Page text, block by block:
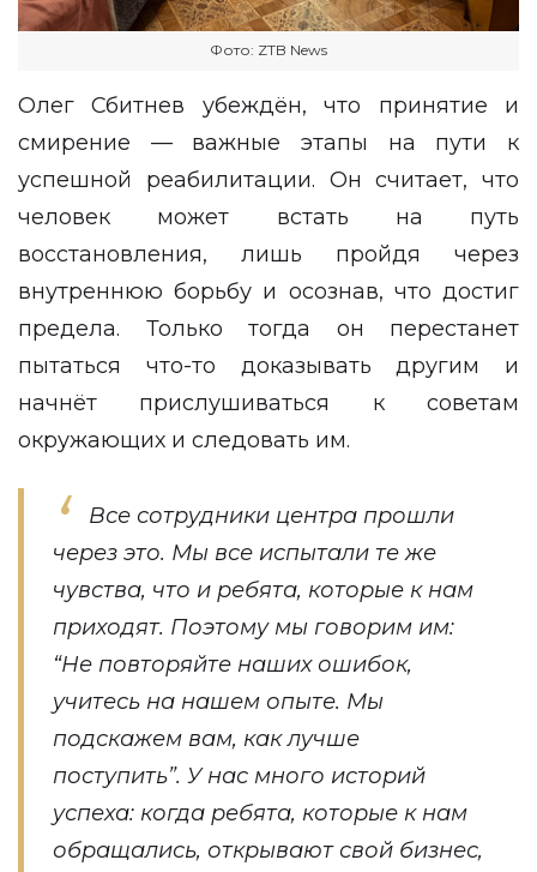
Фото: ZTB News
Олег Сбитнев убеждён, что принятие и
смирение — важные этапы на пути к
успешной реабилитации. Он считает, что
человек может встать на путь
восстановления, лишь пройдя через
внутреннюю борьбу и осознав, что достиг
предела. Только тогда он перестанет
пытаться что-то доказывать другим и
начнёт прислушиваться к советам
окружающих и следовать им.
Все сотрудники центра прошли
через это. Мы все испытали те же
чувства, что и ребята, которые к нам
приходят. Поэтому мы говорим им:
“Не повторяйте наших ошибок,
учитесь на нашем опыте. Мы
подскажем вам, как лучше
поступить”. У нас много историй
успеха: когда ребята, которые к нам
обращались, открывают свой бизнес,